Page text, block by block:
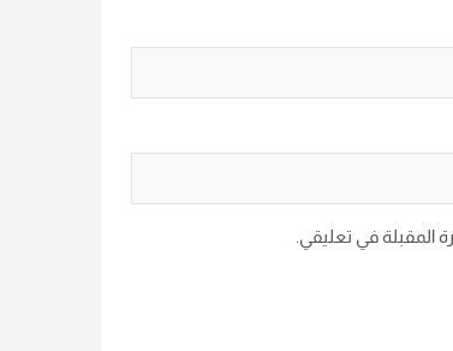
المقبلة في تعليقي.